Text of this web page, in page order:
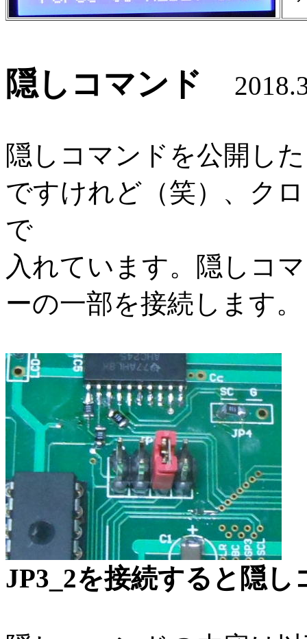
隠しコマンド
隠しコマンドを公開し
ですけれど（笑）、ク
で
入れています。隠しコ
ーの一部を接続します。
JP3_2を接続すると隠